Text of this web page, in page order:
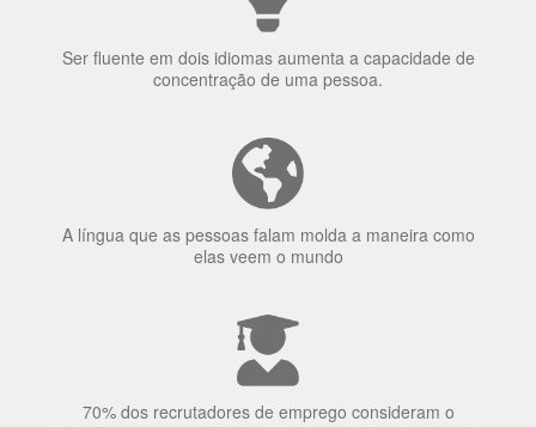
concentração de uma pessoa.
elas veem o mundo